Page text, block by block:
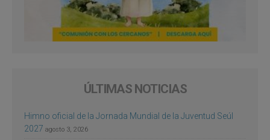
ÚLTIMAS NOTICIAS
Himno oficial de la Jornada Mundial de la Juventud Seúl
2027 agosto 3, 2026